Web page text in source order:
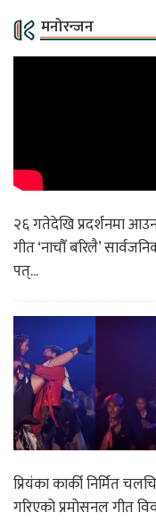
मनोरन्जन
२६ गतेदेखि प्रदर्शनमा
गीत ‘नाचौँ बरिलै’
पत्...
प्रियंका कार्की निर्मित
गरिएको प्रमोसनल गीत